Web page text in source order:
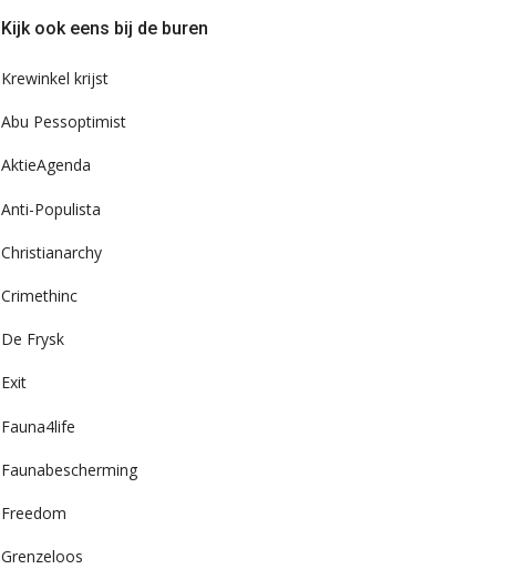
ons
Kijk ook eens bij de buren
Krewinkel krijst
Abu Pessoptimist
AktieAgenda
Anti-Populista
Christianarchy
Crimethinc
De Frysk
Exit
Fauna4life
Faunabescherming
Freedom
Grenzeloos